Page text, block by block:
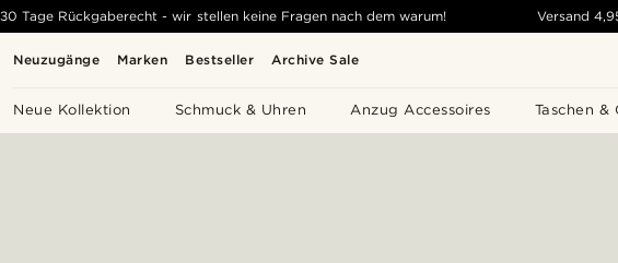
Neuzugänge Marken Bestseller Archive Sale
Neue Kollektion Schmuck & Uhren Anzug Accessoires Taschen &
30 Tage Rückgaberecht - wir stellen keine Fragen nach dem warum! Versand